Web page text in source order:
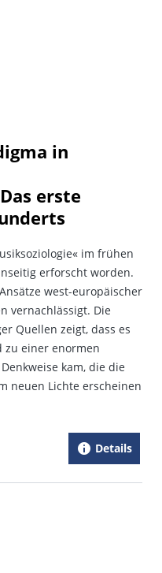
in
erste
im frühen
erforscht worden.
west-europäischer
vernachlässigt. Die
Quellen zeigt, dass es
zu einer enormen
kam, die die
neuen Lichte erscheinen
Details